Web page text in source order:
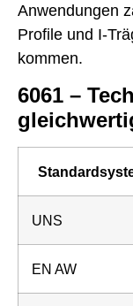
Anwendungen
Profile und I-
kommen.
6061 –
UNS
EN AW